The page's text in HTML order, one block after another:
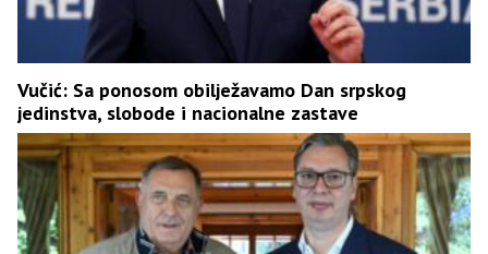
Vučić: Sa ponosom obilježavamo Dan srpskog
jedinstva, slobode i nacionalne zastave